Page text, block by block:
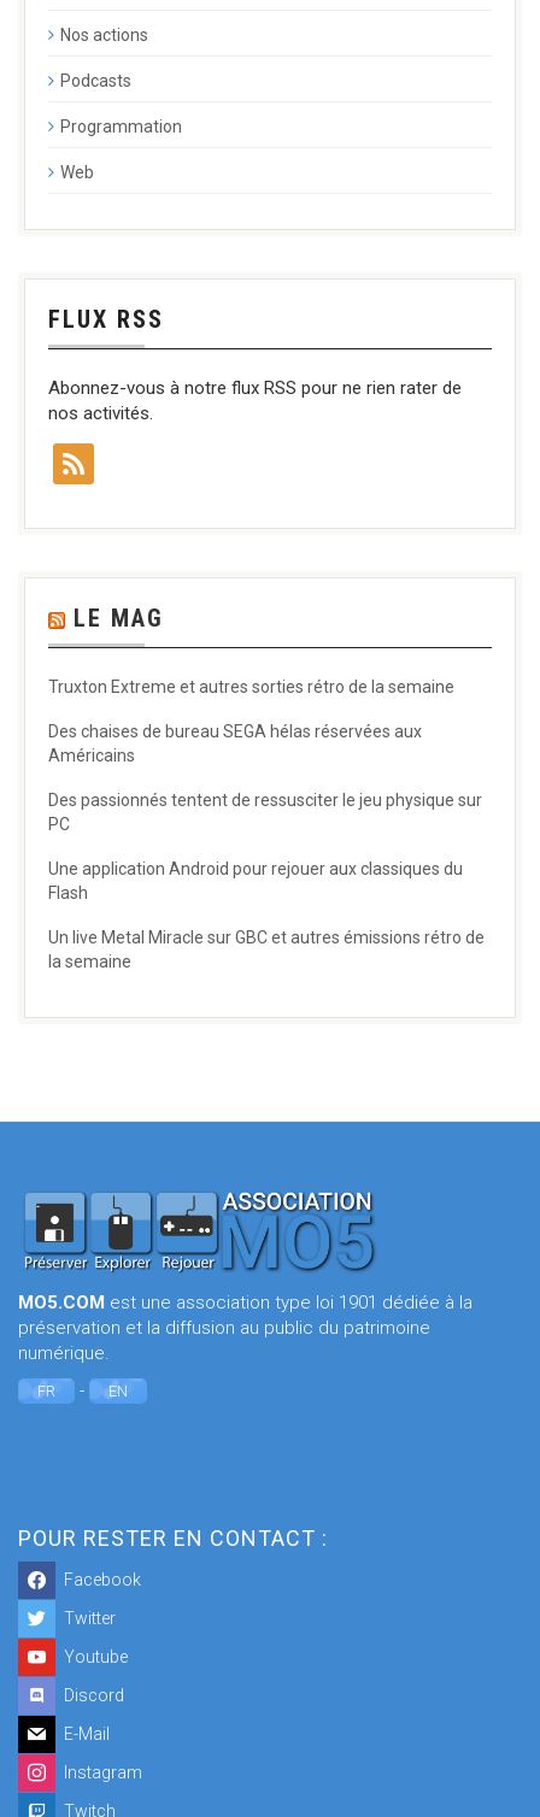
Nos actions
Podcasts
Programmation
Web
FLUX RSS
Abonnez-vous à notre flux RSS pour ne rien rater de
nos activités.
LE MAG
Truxton Extreme et autres sorties rétro de la semaine
Des chaises de bureau SEGA hélas réservées aux
Américains
Des passionnés tentent de ressusciter le jeu physique sur
PC
Une application Android pour rejouer aux classiques du
Flash
Un live Metal Miracle sur GBC et autres émissions rétro de
la semaine
MO5.COM est une association type loi 1901 dédiée à la
préservation et la diffusion au public du patrimoine
numérique.
FR - EN
POUR RESTER EN CONTACT :
Facebook
Twitter
Youtube
Discord
E-Mail
Instagram
Twitch